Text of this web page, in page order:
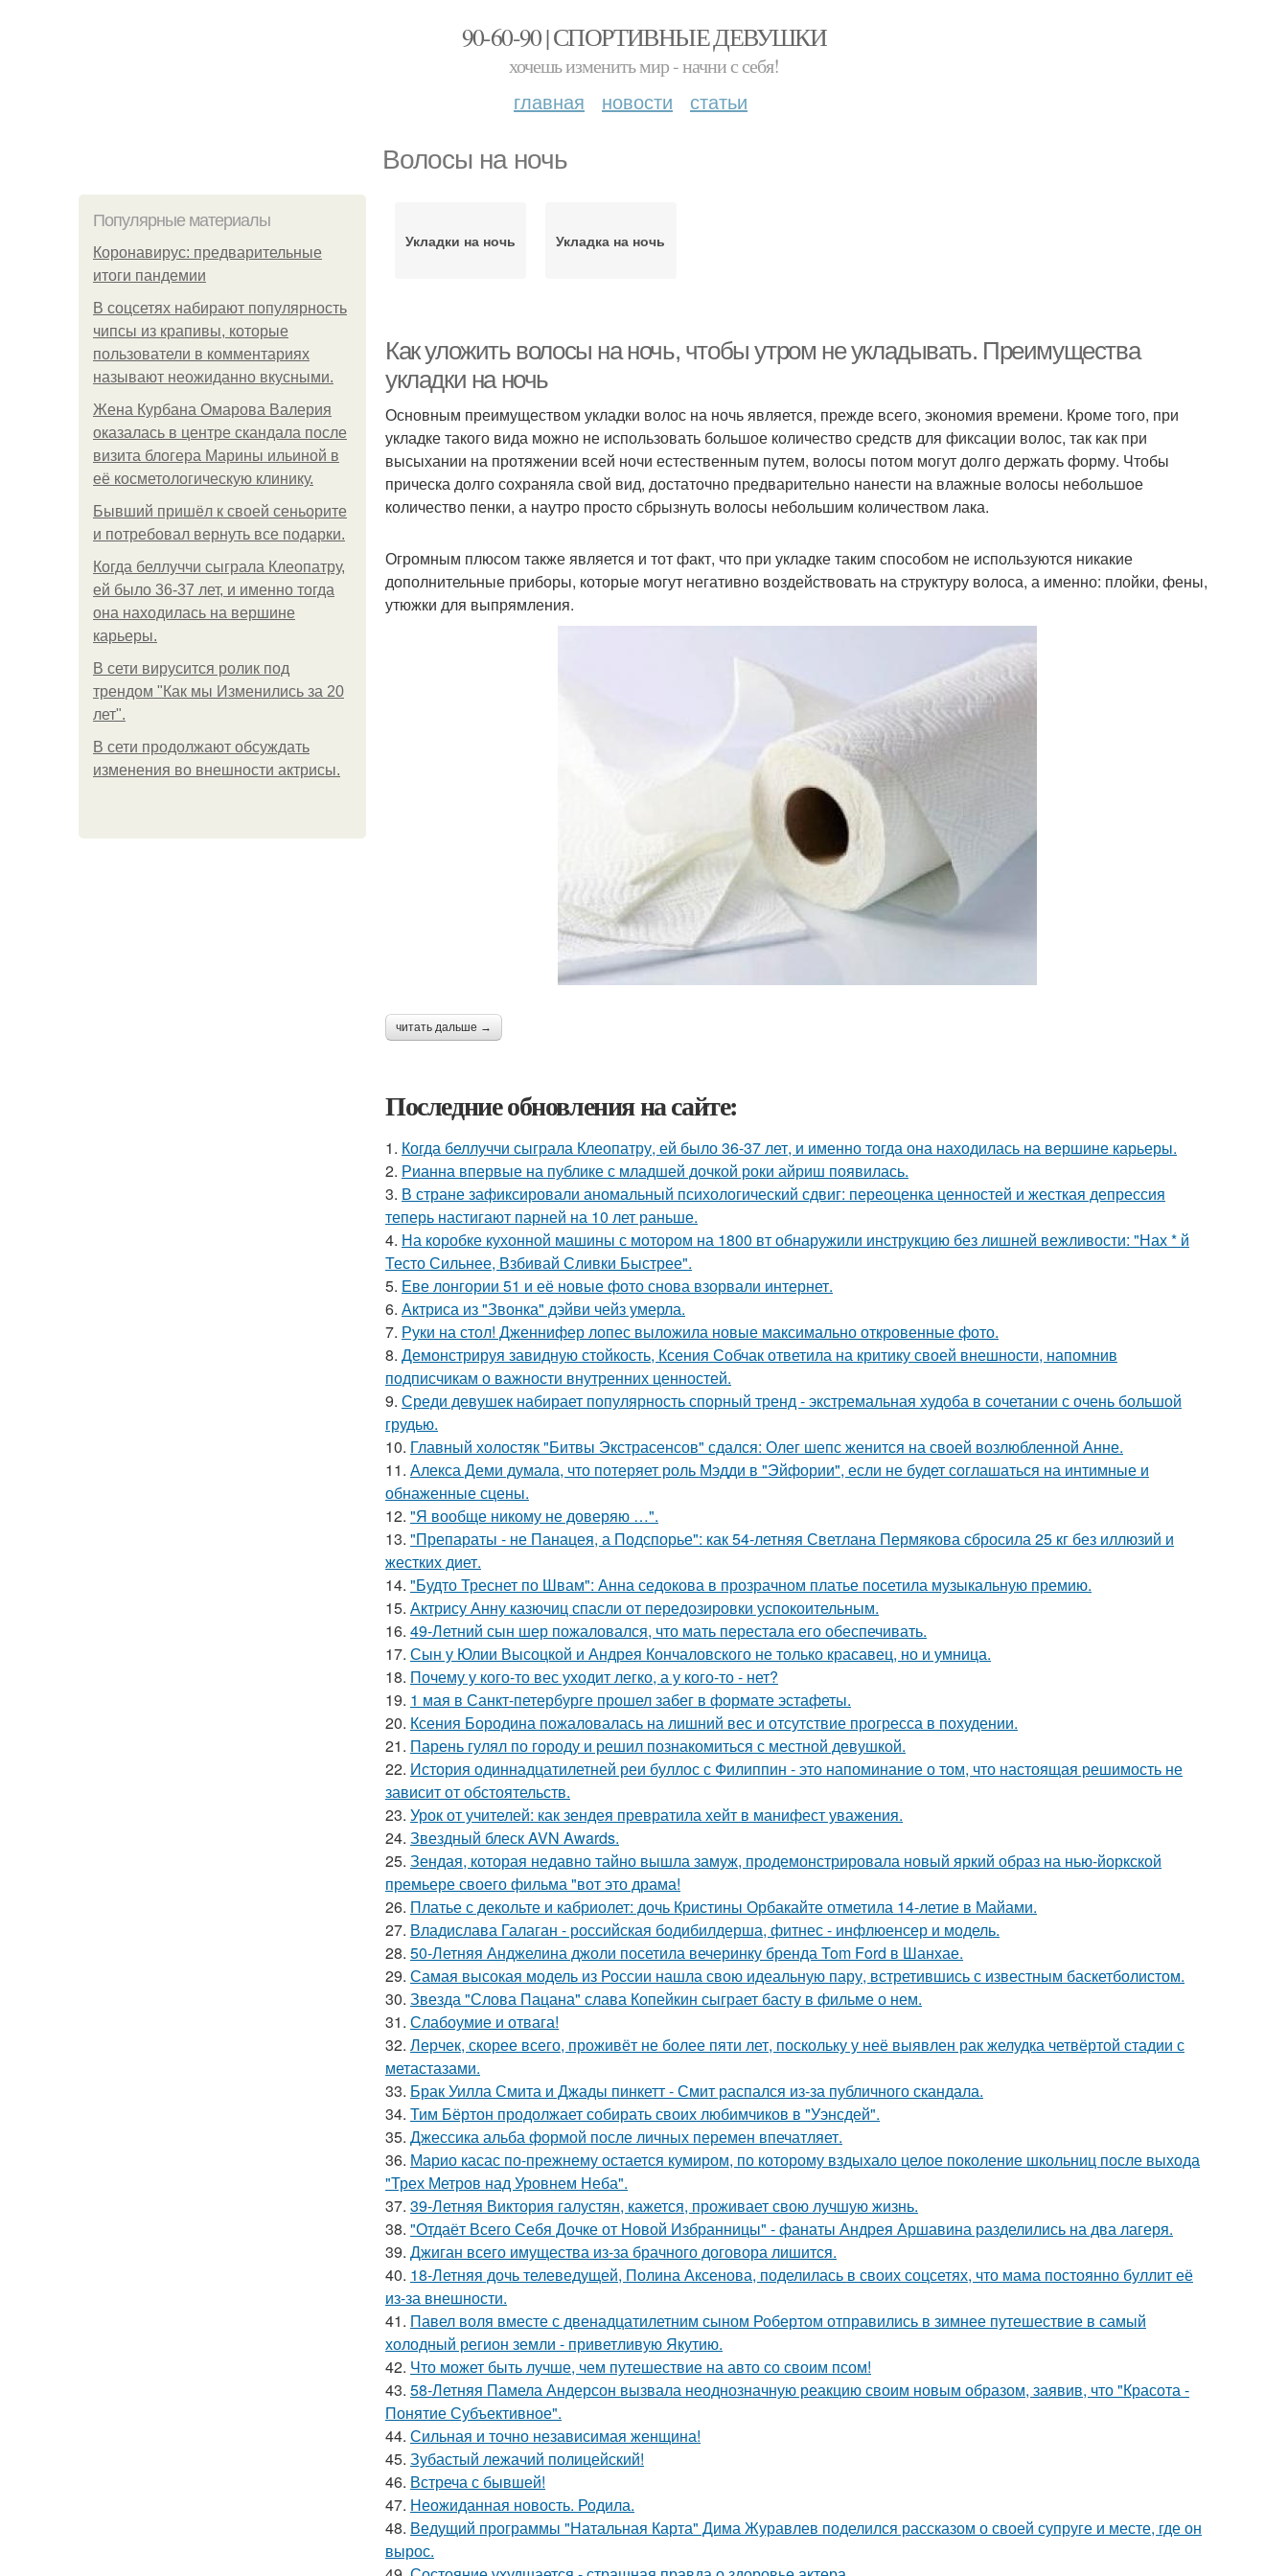
90-60-90 | СПОРТИВНЫЕ ДЕВУШКИ
хочешь изменить мир - начни с себя!
главная новости статьи
Волосы на ночь
Популярные материалы
Коронавирус: предварительные
итоги пандемии
В соцсетях набирают популярность
чипсы из крапивы, которые
пользователи в комментариях
называют неожиданно вкусными.
Жена Курбана Омарова Валерия
оказалась в центре скандала после
визита блогера Марины ильиной в
её косметологическую клинику.
Бывший пришёл к своей сеньорите
и потребовал вернуть все подарки.
Когда беллуччи сыграла Клеопатру,
ей было 36-37 лет, и именно тогда
она находилась на вершине
карьеры.
В сети вирусится ролик под
трендом "Как мы Изменились за 20
лет".
В сети продолжают обсуждать
изменения во внешности актрисы.
Укладки на ночь Укладка на ночь
Как уложить волосы на ночь, чтобы утром не укладывать. Преимущества
укладки на ночь
Основным преимуществом укладки волос на ночь является, прежде всего, экономия времени. Кроме того, при
укладке такого вида можно не использовать большое количество средств для фиксации волос, так как при
высыхании на протяжении всей ночи естественным путем, волосы потом могут долго держать форму. Чтобы
прическа долго сохраняла свой вид, достаточно предварительно нанести на влажные волосы небольшое
количество пенки, а наутро просто сбрызнуть волосы небольшим количеством лака.
Огромным плюсом также является и тот факт, что при укладке таким способом не используются никакие
дополнительные приборы, которые могут негативно воздействовать на структуру волоса, а именно: плойки, фены,
утюжки для выпрямления.
читать дальше →
Последние обновления на сайте:
1. Когда беллуччи сыграла Клеопатру, ей было 36-37 лет, и именно тогда она находилась на вершине карьеры.
2. Рианна впервые на публике с младшей дочкой роки айриш появилась.
3. В стране зафиксировали аномальный психологический сдвиг: переоценка ценностей и жесткая депрессия
теперь настигают парней на 10 лет раньше.
4. На коробке кухонной машины с мотором на 1800 вт обнаружили инструкцию без лишней вежливости: "Нах * й
Тесто Сильнее, Взбивай Сливки Быстрее".
5. Еве лонгории 51 и её новые фото снова взорвали интернет.
6. Актриса из "Звонка" дэйви чейз умерла.
7. Руки на стол! Дженнифер лопес выложила новые максимально откровенные фото.
8. Демонстрируя завидную стойкость, Ксения Собчак ответила на критику своей внешности, напомнив
подписчикам о важности внутренних ценностей.
9. Среди девушек набирает популярность спорный тренд - экстремальная худоба в сочетании с очень большой
грудью.
10. Главный холостяк "Битвы Экстрасенсов" сдался: Олег шепс женится на своей возлюбленной Анне.
11. Алекса Деми думала, что потеряет роль Мэдди в "Эйфории", если не будет соглашаться на интимные и
обнаженные сцены.
12. "Я вообще никому не доверяю …".
13. "Препараты - не Панацея, а Подспорье": как 54-летняя Светлана Пермякова сбросила 25 кг без иллюзий и
жестких диет.
14. "Будто Треснет по Швам": Анна седокова в прозрачном платье посетила музыкальную премию.
15. Актрису Анну казючиц спасли от передозировки успокоительным.
16. 49-Летний сын шер пожаловался, что мать перестала его обеспечивать.
17. Сын у Юлии Высоцкой и Андрея Кончаловского не только красавец, но и умница.
18. Почему у кого-то вес уходит легко, а у кого-то - нет?
19. 1 мая в Санкт-петербурге прошел забег в формате эстафеты.
20. Ксения Бородина пожаловалась на лишний вес и отсутствие прогресса в похудении.
21. Парень гулял по городу и решил познакомиться с местной девушкой.
22. История одиннадцатилетней реи буллос с Филиппин - это напоминание о том, что настоящая решимость не
зависит от обстоятельств.
23. Урок от учителей: как зендея превратила хейт в манифест уважения.
24. Звездный блеск AVN Awards.
25. Зендая, которая недавно тайно вышла замуж, продемонстрировала новый яркий образ на нью-йоркской
премьере своего фильма "вот это драма!
26. Платье с декольте и кабриолет: дочь Кристины Орбакайте отметила 14-летие в Майами.
27. Владислава Галаган - российская бодибилдерша, фитнес - инфлюенсер и модель.
28. 50-Летняя Анджелина джоли посетила вечеринку бренда Tom Ford в Шанхае.
29. Самая высокая модель из России нашла свою идеальную пару, встретившись с известным баскетболистом.
30. Звезда "Слова Пацана" слава Копейкин сыграет басту в фильме о нем.
31. Слабоумие и отвага!
32. Лерчек, скорее всего, проживёт не более пяти лет, поскольку у неё выявлен рак желудка четвёртой стадии с
метастазами.
33. Брак Уилла Смита и Джады пинкетт - Смит распался из-за публичного скандала.
34. Тим Бёртон продолжает собирать своих любимчиков в "Уэнсдей".
35. Джессика альба формой после личных перемен впечатляет.
36. Марио касас по-прежнему остается кумиром, по которому вздыхало целое поколение школьниц после выхода
"Трех Метров над Уровнем Неба".
37. 39-Летняя Виктория галустян, кажется, проживает свою лучшую жизнь.
38. "Отдаёт Всего Себя Дочке от Новой Избранницы" - фанаты Андрея Аршавина разделились на два лагеря.
39. Джиган всего имущества из-за брачного договора лишится.
40. 18-Летняя дочь телеведущей, Полина Аксенова, поделилась в своих соцсетях, что мама постоянно буллит её
из-за внешности.
41. Павел воля вместе с двенадцатилетним сыном Робертом отправились в зимнее путешествие в самый
холодный регион земли - приветливую Якутию.
42. Что может быть лучше, чем путешествие на авто со своим псом!
43. 58-Летняя Памела Андерсон вызвала неоднозначную реакцию своим новым образом, заявив, что "Красота -
Понятие Субъективное".
44. Сильная и точно независимая женщина!
45. Зубастый лежачий полицейский!
46. Встреча с бывшей!
47. Неожиданная новость. Родила.
48. Ведущий программы "Натальная Карта" Дима Журавлев поделился рассказом о своей супруге и месте, где он
вырос.